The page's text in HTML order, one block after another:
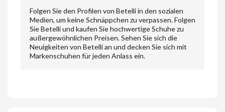
Folgen Sie den Profilen von Betelli in den sozialen
Medien, um keine Schnäppchen zu verpassen. Folgen
Sie Betelli und kaufen Sie hochwertige Schuhe zu
außergewöhnlichen Preisen. Sehen Sie sich die
Neuigkeiten von Betelli an und decken Sie sich mit
Markenschuhen für jeden Anlass ein.